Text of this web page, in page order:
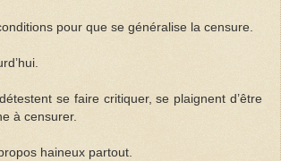
pour que se généralise la censure.
se faire critiquer, se plaignent d’être
à censurer.
haineux partout.